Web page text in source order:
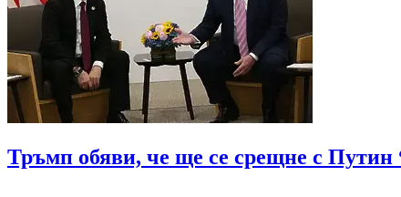
Тръмп обяви, че ще се срещне с Путин